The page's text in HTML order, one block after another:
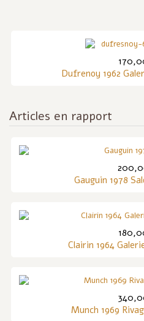
Dufrenoy 1962
Articles en rapport
Gauguin 1978
Clairin 1964
Munch 1969